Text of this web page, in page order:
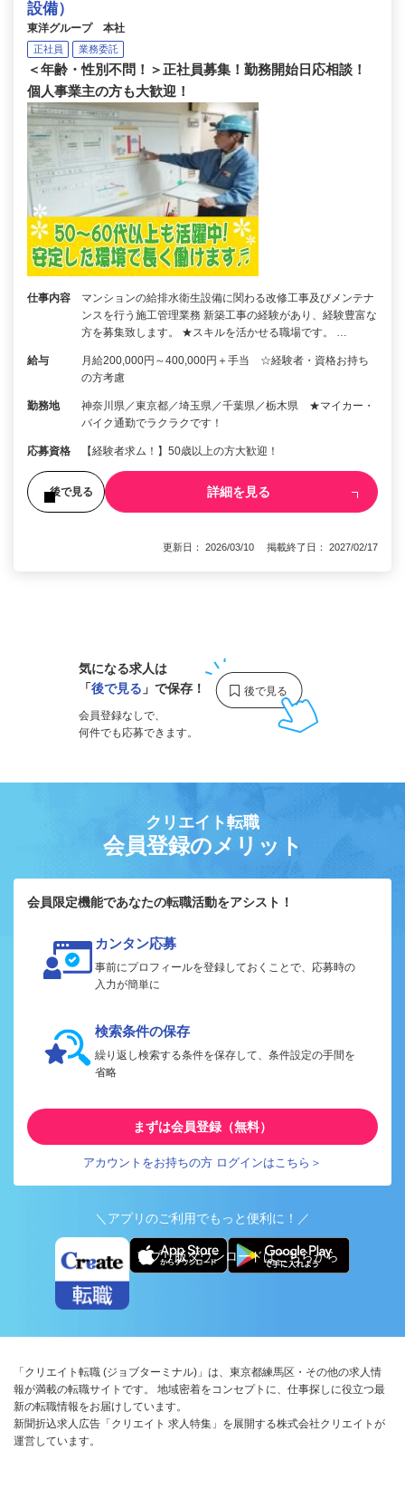
設備）
東洋グループ 本社
正社員 業務委託
＜年齢・性別不問！＞正社員募集！勤務開始日応相談！
個人事業主の方も大歓迎！
仕事内容
マンションの給排水衛生設備に関わる改修工事及びメンテナ
ンスを行う施工管理業務 新築工事の経験があり、経験豊富な
方を募集致します。 ★スキルを活かせる職場です。 …
給与
月給200,000円～400,000円＋手当 ☆経験者・資格お持ち
の方考慮
勤務地
神奈川県／東京都／埼玉県／千葉県／栃木県 ★マイカー・
バイク通勤でラクラクです！
応募資格 【経験者求ム！】50歳以上の方大歓迎！
後で見る 詳細を見る
更新日： 2026/03/10 掲載終了日： 2027/02/17
気になる求人は
「後で見る 」で保存！
会員登録なしで、
何件でも応募できます。
クリエイト転職
会員登録のメリット
会員限定機能であなたの転職活動をアシスト！
カンタン応募
事前にプロフィールを登録しておくことで、応募時の
入力が簡単に
検索条件の保存
繰り返し検索する条件を保存して、条件設定の手間を
省略
まずは会員登録（無料）
アカウントをお持ちの方 ログインはこちら＞
＼アプリのご利用でもっと便利に！／
アプリ版ダウンロードはこちらから
「クリエイト転職 (ジョブターミナル)」は、東京都練馬区・その他の求人情
報が満載の転職サイトです。 地域密着をコンセプトに、仕事探しに役立つ最
新の転職情報をお届けしています。
新聞折込求人広告「クリエイト 求人特集」を展開する株式会社クリエイトが
運営しています。